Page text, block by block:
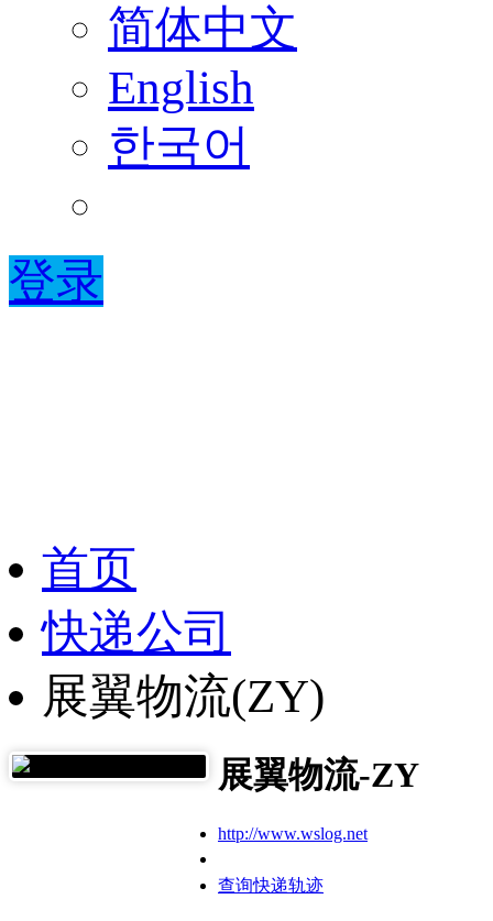
简体中文
English
한국어
登录
首页
快递公司
展翼物流(ZY)
展翼物流-ZY
http://www.wslog.net
查询快递轨迹